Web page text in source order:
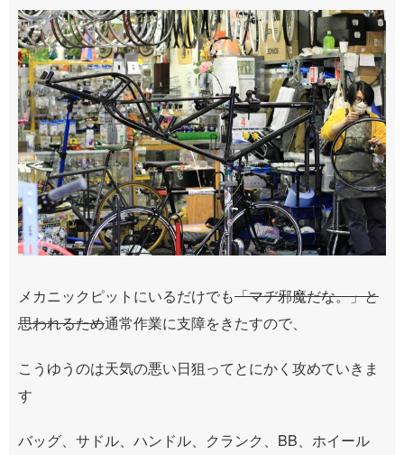
メカニックピットにいるだけでも「マヂ邪魔だな。」と
思われるため通常作業に支障をきたすので、
こうゆうのは天気の悪い日狙ってとにかく攻めていきま
す
バッグ、サドル、ハンドル、クランク、BB、ホイール